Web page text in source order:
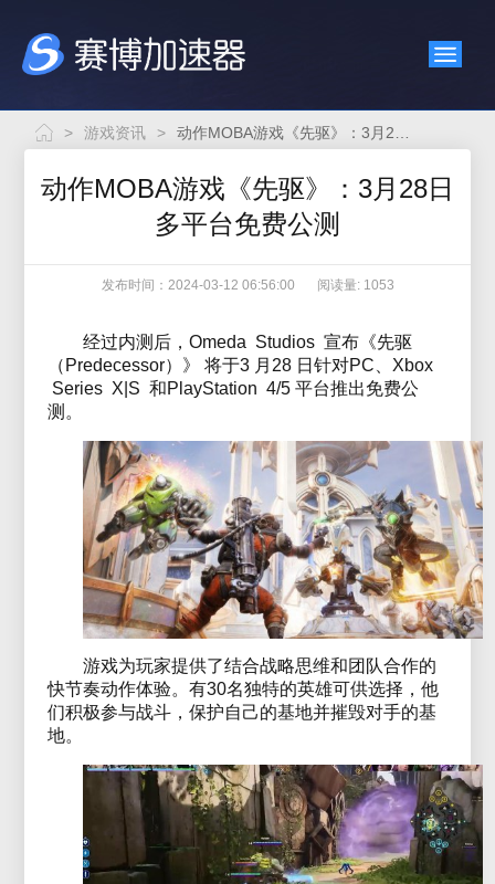
> 游戏资讯 >
动作MOBA游戏《先驱》：3月28日
多平台免费公测
发布时间：2024-03-12 06:56:00 阅读量: 1053
经过内测后，Omeda Studios 宣布《先驱
（Predecessor）》 将于3 月28 日针对PC、Xbox
Series X|S 和PlayStation 4/5 平台推出免费公
测。
游戏为玩家提供了结合战略思维和团队合作的
快节奏动作体验。有30名独特的英雄可供选择，他
们积极参与战斗，保护自己的基地并摧毁对手的基
地。